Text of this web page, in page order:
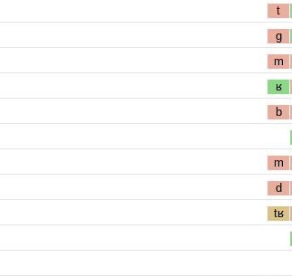
t
g
m
ʁ
b
m
d
tʁ